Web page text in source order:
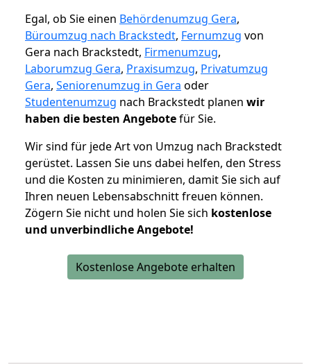
Egal, ob Sie einen Behördenumzug Gera,
Büroumzug nach Brackstedt, Fernumzug von
Gera nach Brackstedt, Firmenumzug,
Laborumzug Gera, Praxisumzug, Privatumzug
Gera, Seniorenumzug in Gera oder
Studentenumzug nach Brackstedt planen wir
haben die besten Angebotefür Sie.
Wir sind für jede Art von Umzug nach Brackstedt
gerüstet. Lassen Sie uns dabei helfen, den Stress
und die Kosten zu minimieren, damit Sie sich auf
Ihren neuen Lebensabschnitt freuen können.
Zögern Sie nicht und holen Sie sich kostenlose
und unverbindliche Angebote!
Kostenlose Angebote erhalten